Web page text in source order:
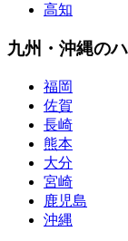
高知
九州・沖縄の
福岡
佐賀
長崎
熊本
大分
宮崎
鹿児島
沖縄